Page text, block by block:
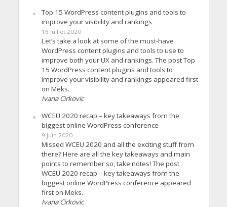
Top 15 WordPress content plugins and tools to
improve your visibility and rankings
16 juillet 2020
Let’s take a look at some of the must-have
WordPress content plugins and tools to use to
improve both your UX and rankings. The post Top
15 WordPress content plugins and tools to
improve your visibility and rankings appeared first
on Meks.
Ivana Cirkovic
WCEU 2020 recap – key takeaways from the
biggest online WordPress conference
9 juin 2020
Missed WCEU 2020 and all the exciting stuff from
there? Here are all the key takeaways and main
points to remember so, take notes! The post
WCEU 2020 recap – key takeaways from the
biggest online WordPress conference appeared
first on Meks.
Ivana Cirkovic